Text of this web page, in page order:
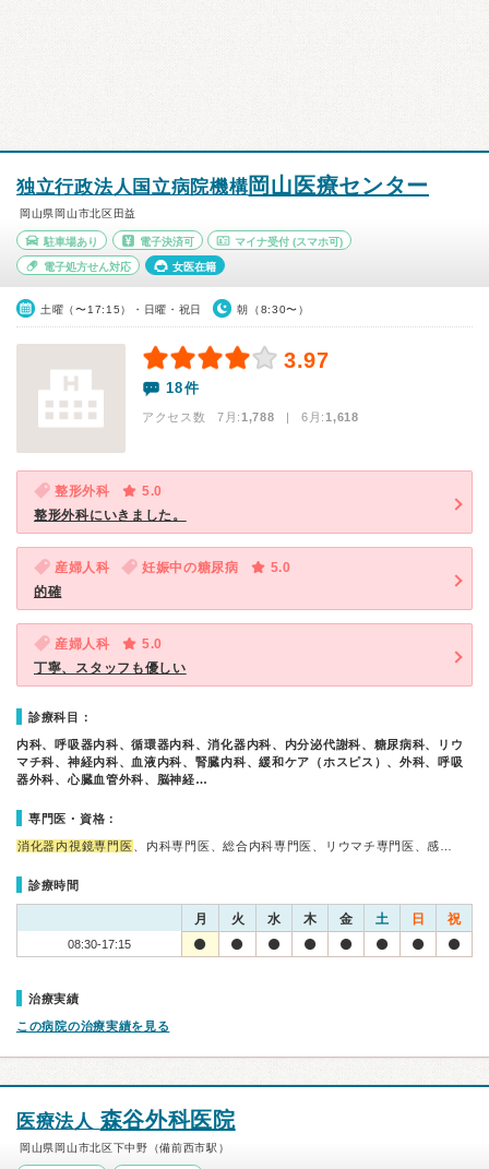
独立行政法人国立病院機構岡山医療センター
岡山県岡山市北区田益
駐車場あり 電子決済可 マイナ受付 (スマホ可)
電子処方せん対応 女医在籍
土曜（〜17:15）・日曜・祝日 朝（8:30〜）
3.97
18件
アクセス数 7月:1,788 | 6月:1,618
整形外科
5.0
整形外科にいきました。
産婦人科 妊娠中の糖尿病
5.0
的確
産婦人科
5.0
丁寧、スタッフも優しい
診療科目：
内科、呼吸器内科、循環器内科、消化器内科、内分泌代謝科、糖尿病科、リウ
マチ科、神経内科、血液内科、腎臓内科、緩和ケア（ホスピス）、外科、呼吸
器外科、心臓血管外科、脳神経…
専門医・資格：
消化器内視鏡専門医 、内科専門医、総合内科専門医、リウマチ専門医、感…
診療時間
月 火 水 木 金 土 日 祝
08:30-17:15
治療実績
この病院の治療実績を見る
医療法人 森谷外科医院
岡山県岡山市北区下中野（備前西市駅）